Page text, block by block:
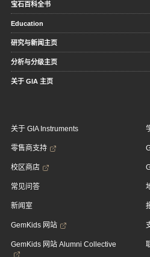
宝石百科全书
Education
研究与新闻主页
分析与分级主页
关于 GIA 主页
关于 GIA Instruments
零售商支持
校区商店
常见问答
新闻室
GemKids 网站
GemKids 网站 Alumni Collective